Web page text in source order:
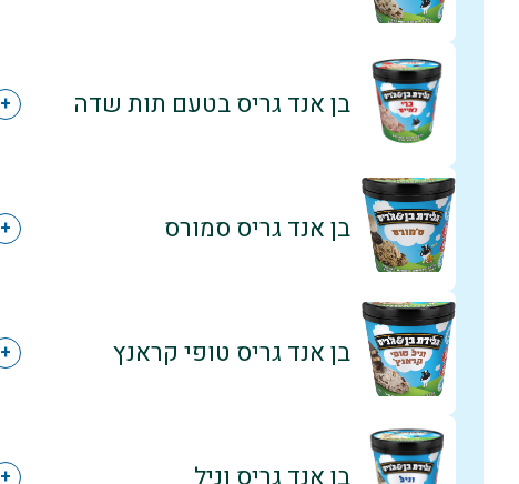
בן אנד גריס בטעם תות שדה +
בן אנד גריס סמורס +
בן אנד גריס טופי קראנץ +
+